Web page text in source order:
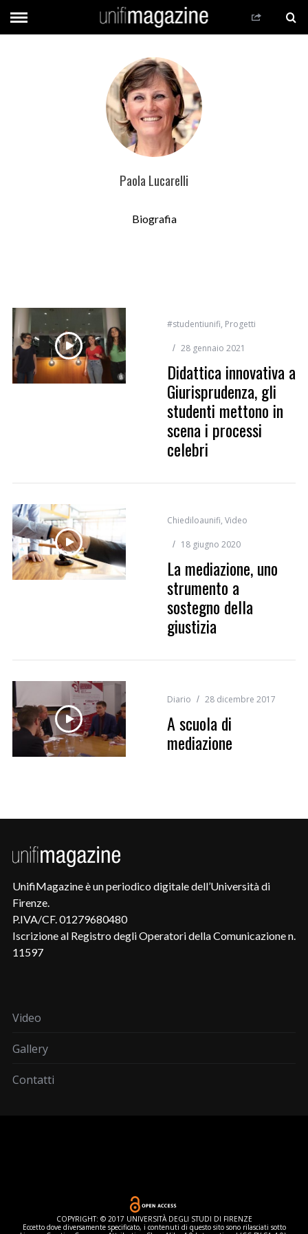
Paola Lucarelli
Biografia
#studentiunifi, Progetti
28 gennaio 2021
Didattica innovativa a
Giurisprudenza, gli
studenti mettono in
scena i processi
celebri
Chiediloaunifi, Video
18 giugno 2020
La mediazione, uno
strumento a
sostegno della
giustizia
Diario 28 dicembre 2017
A scuola di
mediazione
UnifiMagazine è un periodico digitale dell’Università di
Firenze.
P.IVA/CF. 01279680480
Iscrizione al Registro degli Operatori della Comunicazione n.
11597
Video
Gallery
Contatti
COPYRIGHT: © 2017 UNIVERSITÀ DEGLI STUDI DI FIRENZE
Eccetto dove diversamente specificato, i contenuti di questo sito sono rilasciati sotto